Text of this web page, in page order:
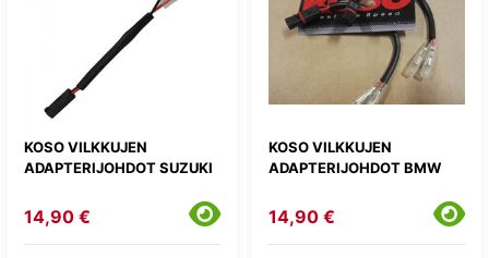
KOSO VILKKUJEN
ADAPTERIJOHDOT SUZUKI
14,90 €
KOSO VILKKUJEN
ADAPTERIJOHDOT BMW
14,90 €